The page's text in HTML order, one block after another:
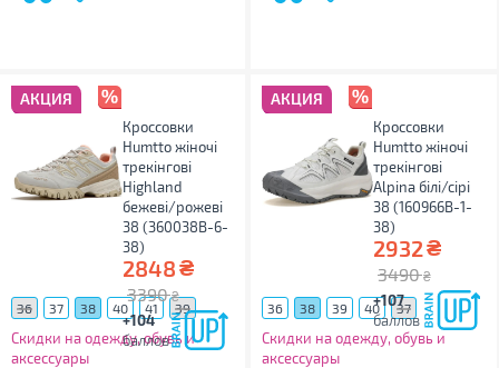
АКЦИЯ
Кроссовки
Humtto жіночі
трекінгові
Highland
бежеві/рожеві
38 (360038B-6-
38)
2848₴
3390 ₴
+104
баллов
36 37 38 40 41 39
Скидки на одежду, обувь и
аксессуары
АКЦИЯ
Кроссовки
Humtto жіночі
трекінгові
Alpina білі/сірі
38 (160966B-1-
38)
2932₴
3490 ₴
+107
баллов
36 38 39 40 37
Скидки на одежду, обувь и
аксессуары